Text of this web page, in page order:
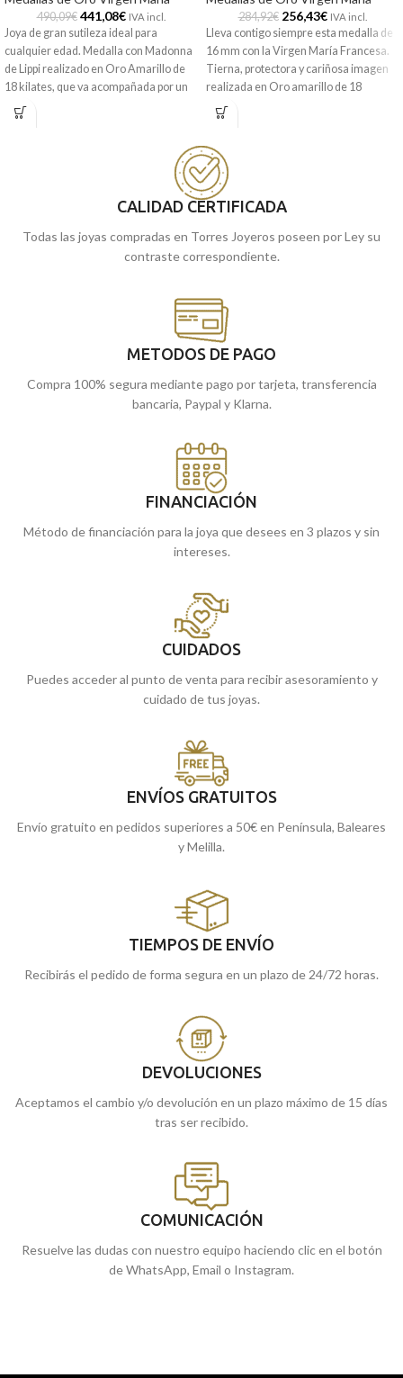
490,09€ 441,08€ IVA incl.
Joya de gran sutileza ideal para
cualquier edad. Medalla con Madonna
de Lippi realizado en Oro Amarillo de
18 kilates, que va acompañada por un
original bisel lateral a modo de detalle.
Aquí tienes esta excelente pieza a
de Málaga, o cómprala online y te la
284,92€ 256,43€ IVA incl.
Lleva contigo siempre esta medalla de
16 mm con la Virgen María Francesa.
Tierna, protectora y cariñosa imagen
realizada en Oro amarillo de 18
kilates, ideal para que la lleves siempre
contigo.
CALIDAD CERTIFICADA
Todas las joyas compradas en Torres Joyeros poseen por Ley su
contraste correspondiente.
METODOS DE PAGO
Compra 100% segura mediante pago por tarjeta, transferencia
bancaria, Paypal y Klarna.
FINANCIACIÓN
Método de financiación para la joya que desees en 3 plazos y sin
intereses.
CUIDADOS
Puedes acceder al punto de venta para recibir asesoramiento y
cuidado de tus joyas.
ENVÍOS GRATUITOS
Envío gratuito en pedidos superiores a 50€ en Península, Baleares
y Melilla.
TIEMPOS DE ENVÍO
Recibirás el pedido de forma segura en un plazo de 24/72 horas.
DEVOLUCIONES
Aceptamos el cambio y/o devolución en un plazo máximo de 15 días
tras ser recibido.
COMUNICACIÓN
Resuelve las dudas con nuestro equipo haciendo clic en el botón
de WhatsApp, Email o Instagram.